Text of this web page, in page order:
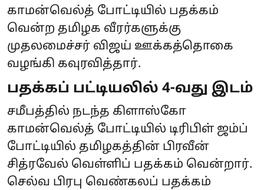
காமன்வெல்த் போட்டியில் பதக்கம்
வென்ற தமிழக வீரர்களுக்கு
முதலமைச்சர் விஜய் ஊக்கத்தொகை
வழங்கி கவுரவித்தார்.
பதக்கப் பட்டியலில் 4-வது இடம்
சமீபத்தில் நடந்த கிளாஸ்கோ
காமன்வெல்த் போட்டியில் டிரிபிள் ஜம்ப்
போட்டியில் தமிழகத்தின் பிரவீன்
சித்ரவேல் வெள்ளிப் பதக்கம் வென்றார்.
செல்வ பிரபு வெண்கலப் பதக்கம்